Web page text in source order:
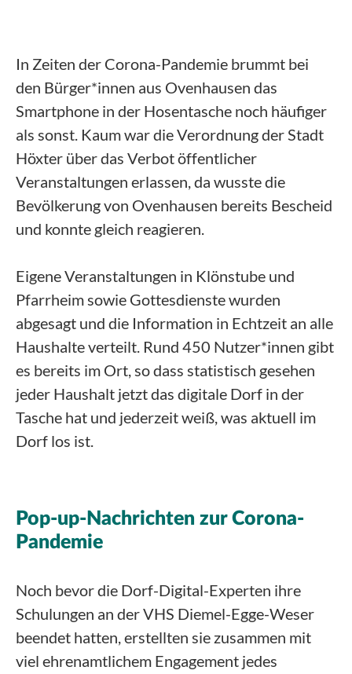
In Zeiten der Corona-Pandemie brummt bei
den Bürger*innen aus Ovenhausen das
Smartphone in der Hosentasche noch häufiger
als sonst. Kaum war die Verordnung der Stadt
Höxter über das Verbot öffentlicher
Veranstaltungen erlassen, da wusste die
Bevölkerung von Ovenhausen bereits Bescheid
und konnte gleich reagieren.
Eigene Veranstaltungen in Klönstube und
Pfarrheim sowie Gottesdienste wurden
abgesagt und die Information in Echtzeit an alle
Haushalte verteilt. Rund 450 Nutzer*innen gibt
es bereits im Ort, so dass statistisch gesehen
jeder Haushalt jetzt das digitale Dorf in der
Tasche hat und jederzeit weiß, was aktuell im
Dorf los ist.
Pop-up-Nachrichten zur Corona-
Pandemie
Noch bevor die Dorf-Digital-Experten ihre
Schulungen an der VHS Diemel-Egge-Weser
beendet hatten, erstellten sie zusammen mit
viel ehrenamtlichem Engagement jedes